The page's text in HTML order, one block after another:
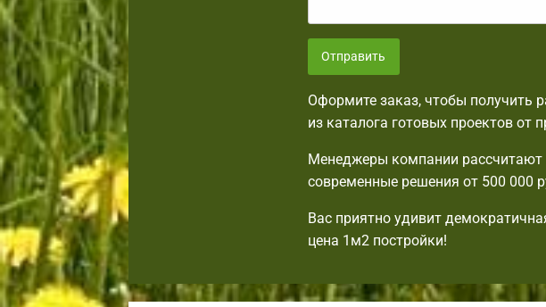
Отправить
Оформите заказ, чтобы получить
из каталога готовых проектов от
Менеджеры компании рассчитают
современные решения от 500 000
Вас приятно удивит
цена 1м2 постройки!